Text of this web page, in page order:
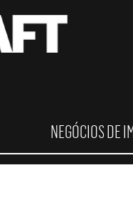
NEGÓCIOS DE